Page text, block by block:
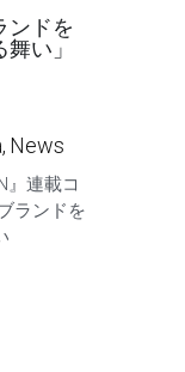
ンドを
い」
News
』連載コ
ランドを